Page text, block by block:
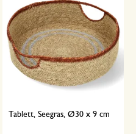
Tablett, Seegras, Ø30 x 9 cm